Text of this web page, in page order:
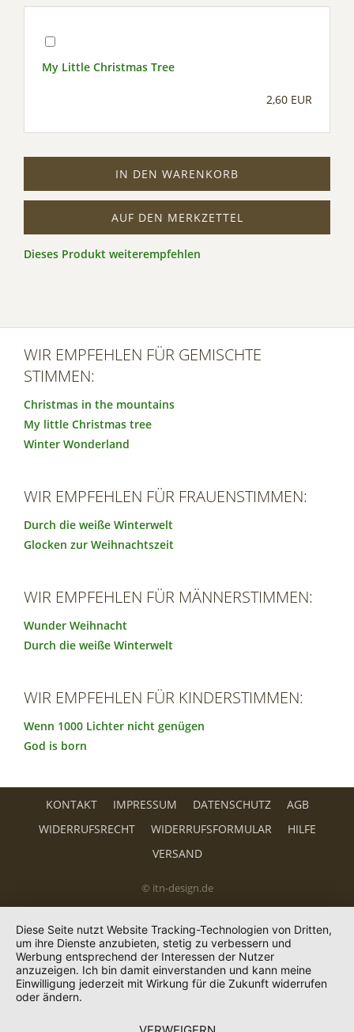
My Little Christmas Tree
2,60 EUR
IN DEN WARENKORB
AUF DEN MERKZETTEL
Dieses Produkt weiterempfehlen
WIR EMPFEHLEN FÜR GEMISCHTE
STIMMEN:
Christmas in the mountains
My little Christmas tree
Winter Wonderland
WIR EMPFEHLEN FÜR FRAUENSTIMMEN:
Durch die weiße Winterwelt
Glocken zur Weihnachtszeit
WIR EMPFEHLEN FÜR MÄNNERSTIMMEN:
Wunder Weihnacht
Durch die weiße Winterwelt
WIR EMPFEHLEN FÜR KINDERSTIMMEN:
Wenn 1000 Lichter nicht genügen
God is born
KONTAKT IMPRESSUM DATENSCHUTZ
AGB
WIDERRUFSRECHT
WIDERRUFSFORMULAR
HILFE
VERSAND
© itn-design.de
Diese Seite nutzt Website Tracking-Technologien von Dritten,
um ihre Dienste anzubieten, stetig zu verbessern und
Werbung entsprechend der Interessen der Nutzer
anzuzeigen. Ich bin damit einverstanden und kann meine
Einwilligung jederzeit mit Wirkung für die Zukunft widerrufen
oder ändern.